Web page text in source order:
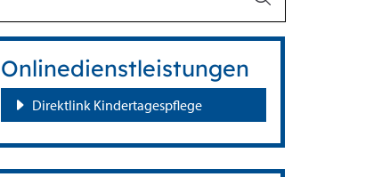
Onlinedienstleistungen
Direktlink Kindertagespflege